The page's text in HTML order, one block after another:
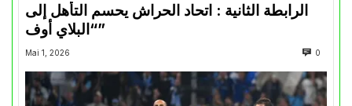
الرابطة الثانية : اتحاد الحراش يحسم التأهل إلى
“البلاي أوف”
Mai 1, 2026 0